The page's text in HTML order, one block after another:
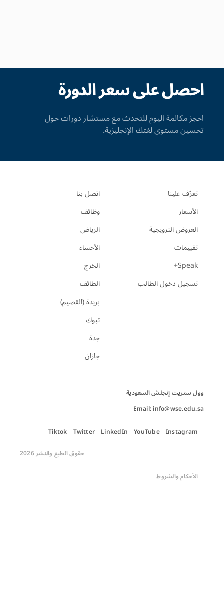
احصل على سعر الدورة
احجز مكالمة اليوم للتحدث مع مستشار دورات حول
تحسين مستوى لغتك الإنجليزية.
تعرّف علينا
الأسعار
العروض الترويجية
تقييمات
Speak+
تسجيل دخول الطالب
اتصل بنا
وظائف
الرياض
الأحساء
الطائف
بريدة (القصيم)
وول ستريت إنجلش السعودية
Email: info@wse.edu.sa
Instagram
YouTube
LinkedIn
Twitter
Tiktok
حقوق الطبع والنشر 2026
الأحكام والشروط